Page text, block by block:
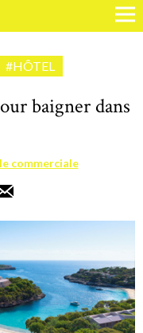
#HÔTEL
baigner dans
commerciale